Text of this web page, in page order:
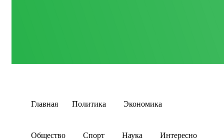
Главная Политика Экономика
Общество Спорт Наука Интересно